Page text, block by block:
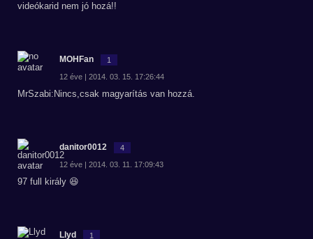
videókarid nem jó hozá!!
MOHFan 1
12 éve | 2014. 03. 15. 17:26:44
MrSzabi:Nincs,csak magyarítás van hozzá.
danitor0012 4
12 éve | 2014. 03. 11. 17:09:43
97 full király 😆
Llyd 1